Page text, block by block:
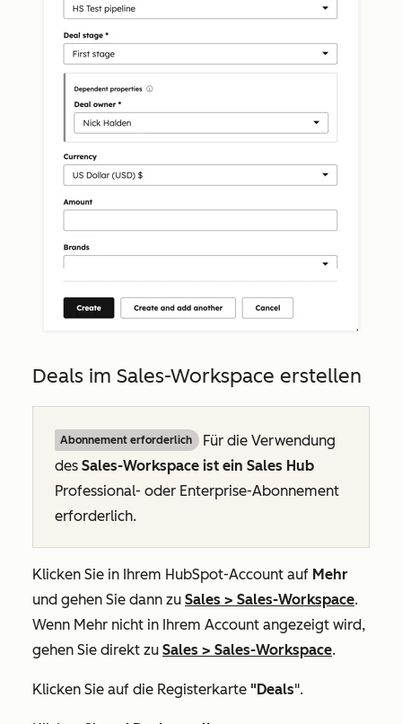
Deals im Sales-Workspace erstellen
Abonnement erforderlich
Für die Verwendung
des Sales-Workspace ist ein Sales Hub
Professional- oder Enterprise-Abonnement
erforderlich.
Klicken Sie in Ihrem HubSpot-Account auf Mehr
und gehen Sie dann zu Sales > Sales-Workspace.
Wenn Mehr nicht in Ihrem Account angezeigt wird,
gehen Sie direkt zu Sales > Sales-Workspace.
Klicken Sie auf die Registerkarte "Deals".